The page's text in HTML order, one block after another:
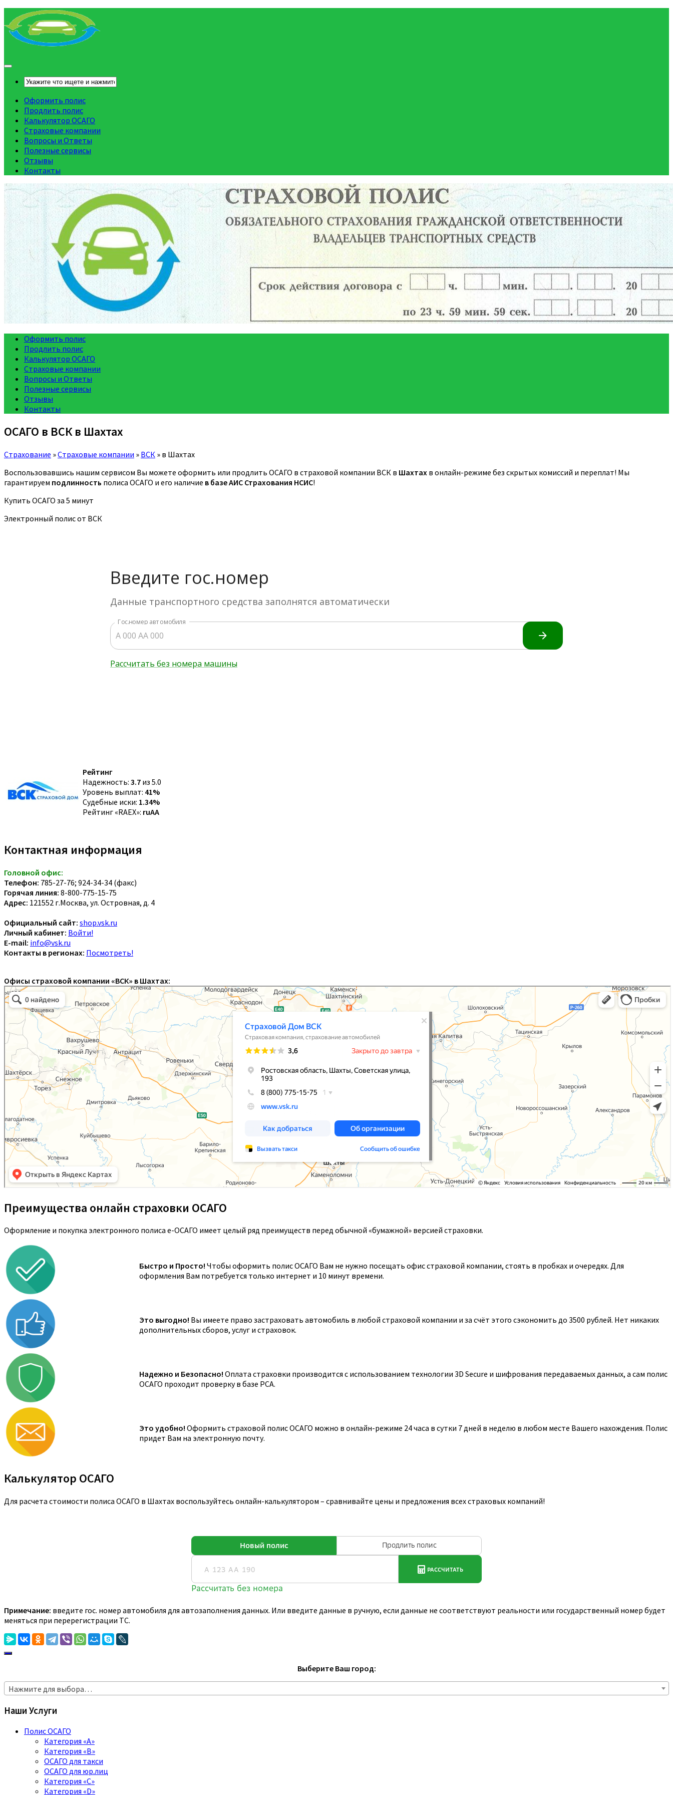
Оформить полис
Продлить полис
Калькулятор ОСАГО
Страховые компании
Вопросы и Ответы
Полезные сервисы
Отзывы
Контакты
Оформить полис
Продлить полис
Калькулятор ОСАГО
Страховые компании
Вопросы и Ответы
Полезные сервисы
Отзывы
Контакты
ОСАГО в ВСК в Шахтах
Страхование »Страховые компании » ВСК » в Шахтах
Воспользовавшись нашим сервисом Вы можете оформить или продлить ОСАГО в страховой компании ВСК в Шахтах в онлайн-режиме без скрытых комиссий и переплат! Мы
гарантируем подлинность полиса ОСАГО и его наличие в базе АИС Страхования НСИС!
Купить ОСАГО за 5 минут
Электронный полис от ВСК
Рейтинг
Надежность: 3.7 из 5.0
Уровень выплат: 41%
Судебные иски: 1.34%
Рейтинг «RAEX»: ruAA
Контактная информация
Головной офис:
Телефон: 785-27-76; 924-34-34 (факс)
Горячая линия: 8-800-775-15-75
Адрес: 121552 г.Москва, ул. Островная, д. 4
Официальный сайт: shop.vsk.ru
Личный кабинет: Войти!
E-mail: info@vsk.ru
Контакты в регионах: Посмотреть!
Офисы страховой компании «ВСК» в Шахтах:
Преимущества онлайн страховки ОСАГО
Оформление и покупка электронного полиса е-ОСАГО имеет целый ряд преимуществ перед обычной «бумажной» версией страховки.
Быстро и Просто! Чтобы оформить полис ОСАГО Вам не нужно посещать офис страховой компании, стоять в пробках и очередях. Для
оформления Вам потребуется только интернет и 10 минут времени.
Это выгодно! Вы имеете право застраховать автомобиль в любой страховой компании и за счёт этого сэкономить до 3500 рублей. Нет никаких
дополнительных сборов, услуг и страховок.
Надежно и Безопасно! Оплата страховки производится с использованием технологии 3D Secure и шифрования передаваемых данных, а сам полис
ОСАГО проходит проверку в базе РСА.
Это удобно! Оформить страховой полис ОСАГО можно в онлайн-режиме 24 часа в сутки 7 дней в неделю в любом месте Вашего нахождения. Полис
придет Вам на электронную почту.
Калькулятор ОСАГО
Для расчета стоимости полиса ОСАГО в Шахтах воспользуйтесь онлайн-калькулятором – сравнивайте цены и предложения всех страховых компаний!
Примечание: введите гос. номер автомобиля для автозаполнения данных. Или введите данные в ручную, если данные не соответствуют реальности или государственный номер будет
меняться при перерегистрации ТС.
Выберите Ваш город:
Нажмите для выбора…
Наши Услуги
Полис ОСАГО
Категория «A»
Категория «B»
ОСАГО для такси
ОСАГО для юр.лиц
Категория «C»
Категория «D»